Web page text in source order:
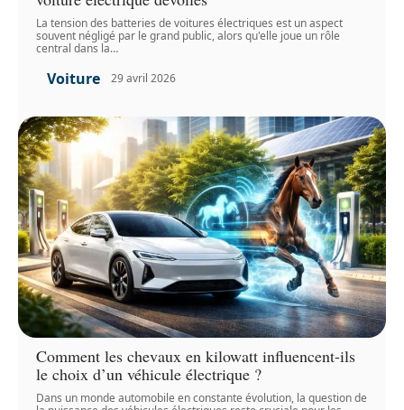
La tension des batteries de voitures électriques est un aspect
souvent négligé par le grand public, alors qu'elle joue un rôle
central dans la…
Voiture 29 avril 2026
Comment les chevaux en kilowatt influencent-ils
le choix d’un véhicule électrique ?
Dans un monde automobile en constante évolution, la question de